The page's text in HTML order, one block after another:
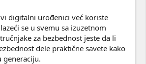
digitalni urođenici već koriste
se u svemu sa izuzetnom
za bezbednost jeste da li
dele praktične savete kako
generaciju.